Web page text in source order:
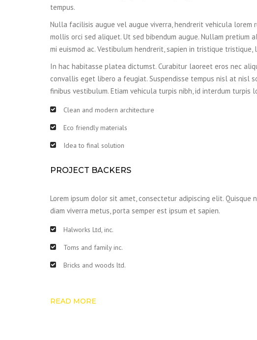
tempus.
Nulla facilisis augue vel augue viverra, hendrerit vehicula lorem
mollis orci sed aliquet. Ut sed bibendum augue. Nullam pretium
mi euismod ac. Vestibulum hendrerit, sapien in tristique
In hac habitasse platea dictumst. Curabitur laoreet eros nec
convallis eget libero a feugiat. Suspendisse tempus nisl at nisl
finibus vestibulum. Etiam vehicula turpis nibh, id interdum turpis
Clean and modern architecture
Eco friendly materials
Idea to final solution
PROJECT BACKERS
Lorem ipsum dolor sit amet, consectetur adipiscing elit.
diam viverra metus, porta semper est ipsum et sapien.
Halworks Ltd, inc.
Toms and family inc.
Bricks and woods ltd.
READ MORE